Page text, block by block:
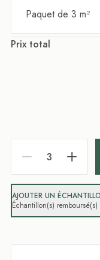
Paquet de 3 m²
Prix total
AJOUTER UN
Échantillon(s)